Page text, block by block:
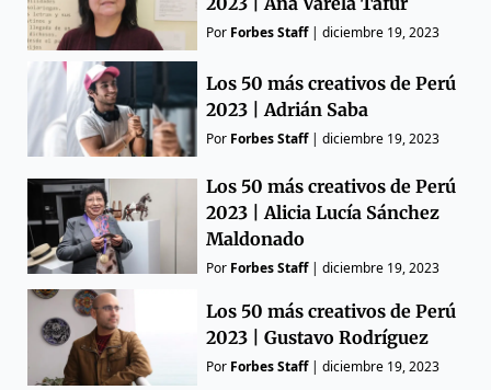
Por Forbes Staff|diciembre 19, 2023
Los 50 más creativos de Perú
2023 | Adrián Saba
Por Forbes Staff|diciembre 19, 2023
Los 50 más creativos de Perú
2023 | Alicia Lucía Sánchez
Maldonado
Por Forbes Staff|diciembre 19, 2023
Los 50 más creativos de Perú
2023 | Gustavo Rodríguez
Por Forbes Staff|diciembre 19, 2023